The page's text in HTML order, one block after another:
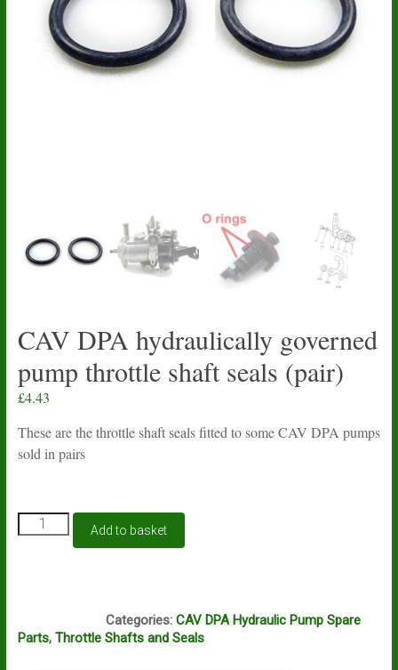
CAV DPA hydraulically governed
pump throttle shaft seals (pair)
£4.43
These are the throttle shaft seals fitted to some CAV DPA pumps
sold in pairs
CAV
DPA
seals
Add to basket
Categories: CAV DPA Hydraulic Pump Spare
Parts, Throttle Shafts and Seals